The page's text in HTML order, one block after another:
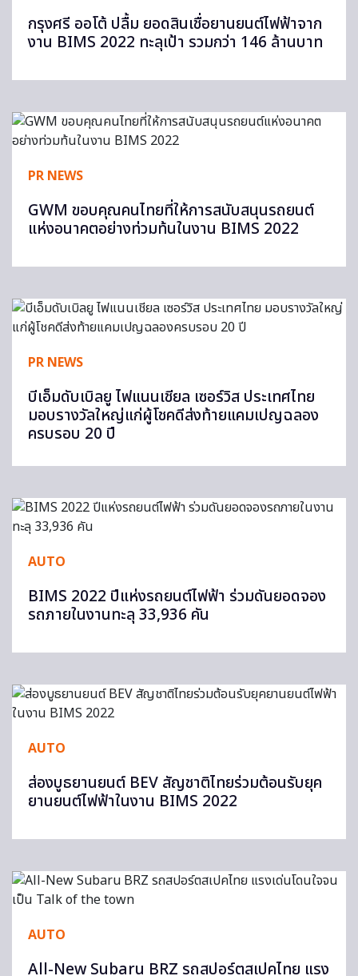
กรุงศรี ออโต้ ปลื้ม ยอดสินเชื่อยานยนต์ไฟฟ้าจาก
งาน BIMS 2022 ทะลุเป้า รวมกว่า 146 ล้านบาท
PR NEWS
GWM ขอบคุณคนไทยที่ให้การสนับสนุนรถยนต์
แห่งอนาคตอย่างท่วมท้นในงาน BIMS 2022
PR NEWS
บีเอ็มดับเบิลยู ไฟแนนเชียล เซอร์วิส ประเทศไทย
มอบรางวัลใหญ่แก่ผู้โชคดีส่งท้ายแคมเปญฉลอง
ครบรอบ 20 ปี
AUTO
BIMS 2022 ปีแห่งรถยนต์ไฟฟ้า ร่วมดันยอดจอง
รถภายในงานทะลุ 33,936 คัน
AUTO
ส่องบูธยานยนต์ BEV สัญชาติไทยร่วมต้อนรับยุค
ยานยนต์ไฟฟ้าในงาน BIMS 2022
AUTO
All-New Subaru BRZ รถสปอร์ตสเปคไทย แรง